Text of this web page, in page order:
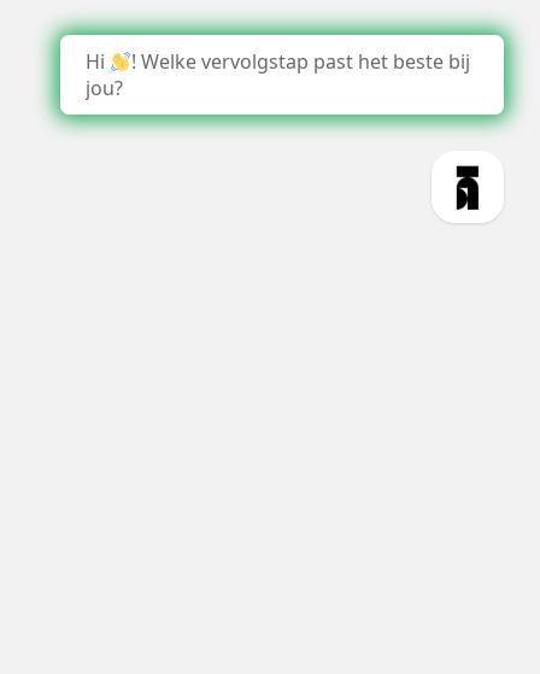
Hi
! Welke vervolgstap past het beste bij
jou?